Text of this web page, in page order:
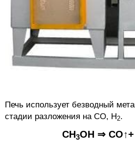
Печь использует безводный
стадии разложения на CO, H2.
CH3OH ⇒